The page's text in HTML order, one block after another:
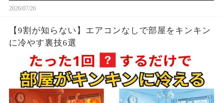
2026/07/26
【9割が知らない】エアコンなしで部屋をキンキン
に冷やす裏技6選